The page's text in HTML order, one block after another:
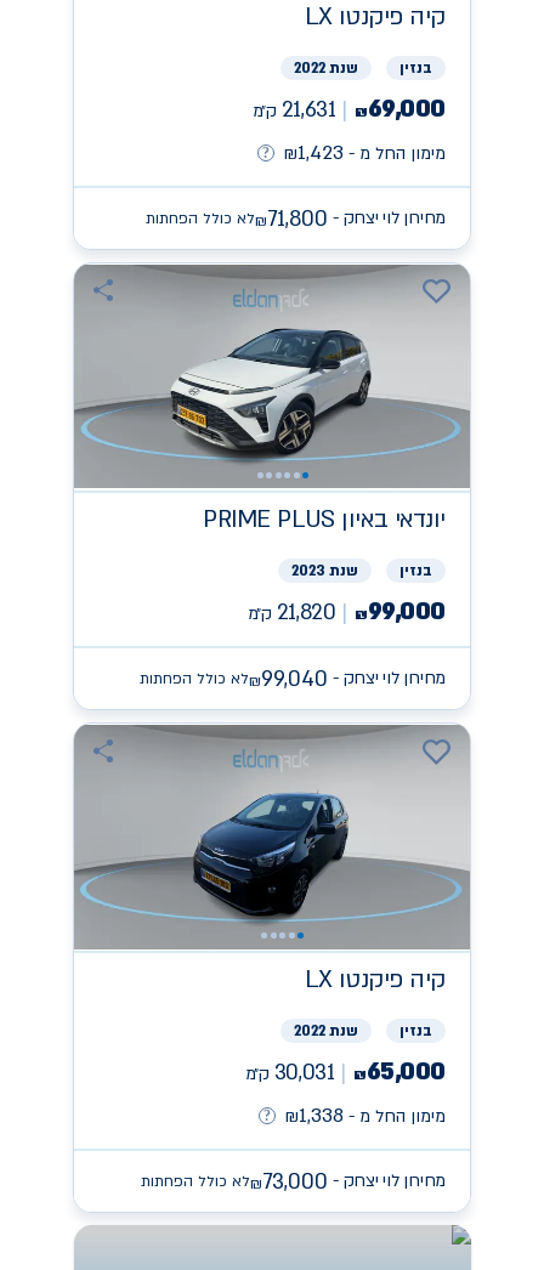
קיה פיקנטו LX
בנזין שנת 2022
₪69,000
21,631 ק״מ
מימון החל מ -
₪1,423
מחירון לוי יצחק - ₪71,800 לא כולל הפחתות
יונדאי PRIME PLUS באיון
בנזין שנת 2023
₪99,000
21,820 ק״מ
מחירון לוי יצחק - ₪99,040 לא כולל הפחתות
קיה פיקנטו LX
בנזין שנת 2022
₪65,000
30,031 ק״מ
מימון החל מ -
₪1,338
מחירון לוי יצחק - ₪73,000 לא כולל הפחתות